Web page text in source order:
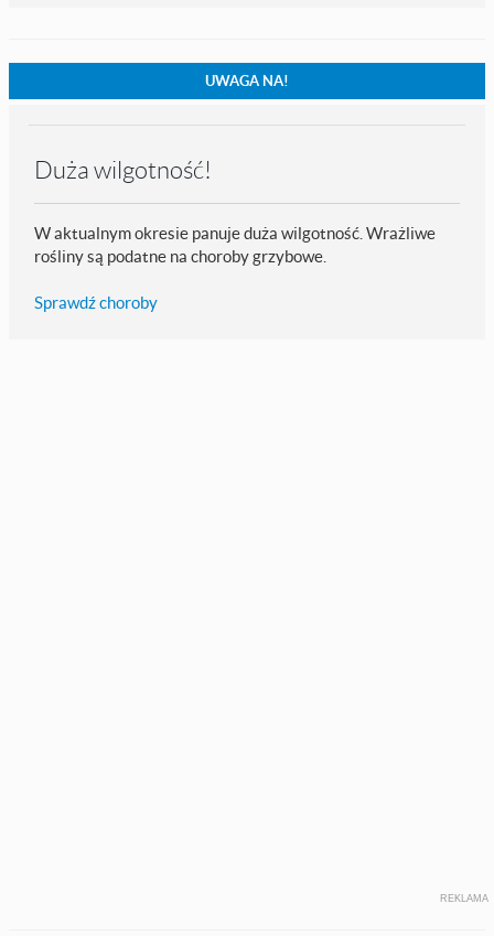
UWAGA NA!
Duża wilgotność!
W aktualnym okresie panuje duża wilgotność. Wrażliwe
rośliny są podatne na choroby grzybowe.
Sprawdź choroby
REKLAMA